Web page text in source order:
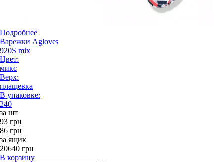
Подробнее
Варежки Agloves
920S mix
Цвет:
микс
Верх:
плащевка
В упаковке:
240
за шт
93 грн
86 грн
за ящик
20640 грн
В корзину